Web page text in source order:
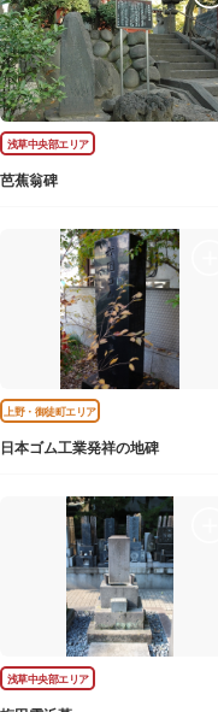
浅草中央部エリア
芭蕉翁碑
上野・御徒町エリア
日本ゴム工業発祥の地碑
浅草中央部エリア